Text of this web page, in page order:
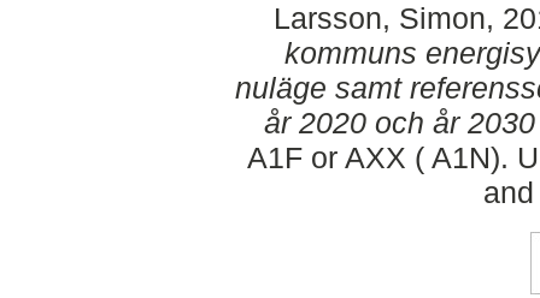
Larsson, Simon,
kommuns
nuläge samt
år 2020 och år
A1F or AXX ( A1N).